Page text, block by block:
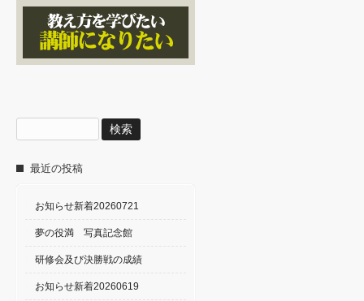
索:
最近の投稿
お知らせ新着20260721
夢の役満 写真記念館
研修会及び決勝戦の成績
お知らせ新着20260619